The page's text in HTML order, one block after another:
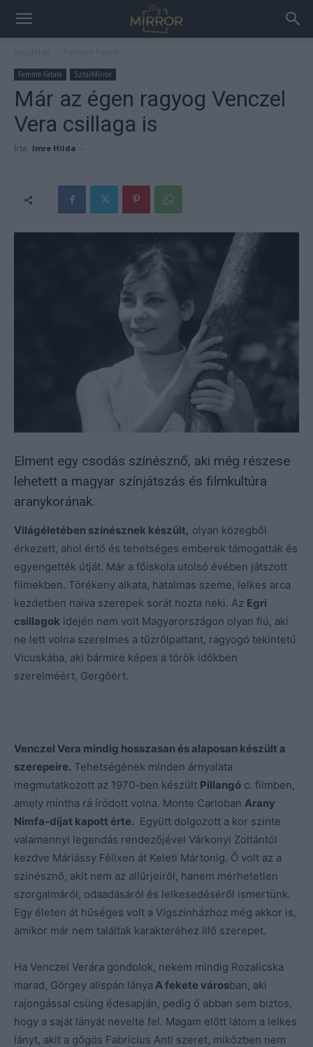
Femme Fatale SztárMirror
Már az égen ragyog Venczel
Vera csillaga is
Írta: Imre Hilda -
Elment egy csodás színésznő, aki még részese
lehetett a magyar színjátszás és filmkultúra
aranykorának.
Világéletében színésznek készült, olyan közegből
érkezett, ahol értő és tehetséges emberek támogatták és
egyengették útját. Már a főiskola utolsó évében játszott
filmekben. Törékeny alkata, hatalmas szeme, lelkes arca
kezdetben naiva szerepek sorát hozta neki. Az Egri
csillagok idején nem volt Magyarországon olyan fiú, aki
ne lett volna szerelmes a tűzrőlpattant, ragyogó tekintetű
Vicuskába, aki bármire képes a török időkben
szerelméért, Gergőért.
Venczel Vera mindig hosszasan és alaposan készült a
szerepeire. Tehetségének minden árnyalata
megmutatkozott az 1970-ben készült Pillangó c. filmben,
amely mintha rá íródott volna. Monte Carloban Arany
Nimfa-díjat kapott érte. Együtt dolgozott a kor szinte
valamennyi legendás rendezőjével Várkonyi Zoltántól
kezdve Máriássy Félixen át Keleti Mártonig. Ő volt az a
színésznő, akit nem az allűrjeiről, hanem mérhetetlen
szorgalmáról, odaadásáról és lelkesedéséről ismertünk.
Egy életen át hűséges volt a Vígszínházhoz még akkor is,
amikor már nem találtak karakteréhez illő szerepet.
Ha Venczel Verára gondolok, nekem mindig Rozalicska
marad, Görgey alispán lánya A fekete városban, aki
rajongással csüng édesapján, pedig ő abban sem biztos,
hogy a saját lányát nevelte fel. Magam előtt látom a lelkes
lányt, akit a gőgös Fabricius Anti szeret, miközben nem